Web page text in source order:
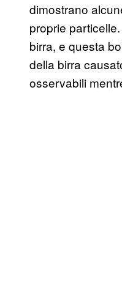
dimostrano
proprie particelle.
birra, e questa
della birra
osservabili